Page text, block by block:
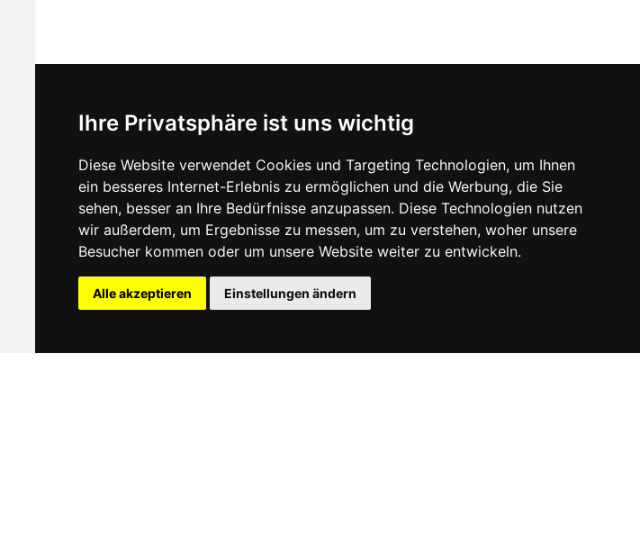
Ihre Privatsphäre ist uns wichtig
Diese Website verwendet Cookies und Targeting Technologien, um Ihnen
ein besseres Internet-Erlebnis zu ermöglichen und die Werbung, die Sie
sehen, besser an Ihre Bedürfnisse anzupassen. Diese Technologien nutzen
wir außerdem, um Ergebnisse zu messen, um zu verstehen, woher unsere
Besucher kommen oder um unsere Website weiter zu entwickeln.
Alle akzeptieren Einstellungen ändern